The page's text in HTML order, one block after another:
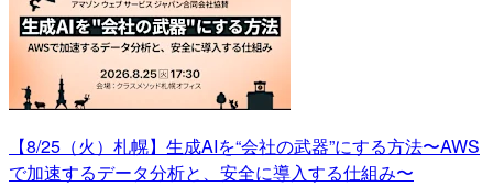
【8/25（火）札幌】生成AIを“会社の武器”にする方法〜AWS
で加速するデータ分析と、安全に導入する仕組み〜